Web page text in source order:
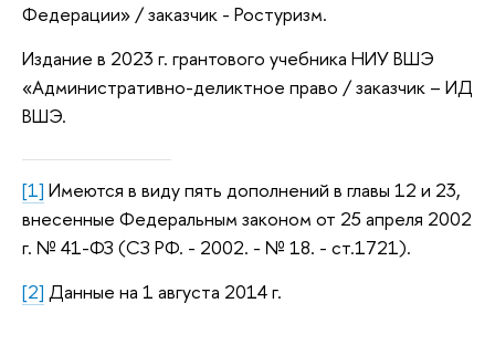
Федерации» / заказчик - Ростуризм.
Издание в 2023 г. грантового учебника НИУ ВШЭ
«Административно-деликтное право / заказчик – ИД
ВШЭ.
[1] Имеются в виду пять дополнений в главы 12 и 23,
внесенные Федеральным законом от 25 апреля 2002
г. № 41-ФЗ (СЗ РФ. - 2002. - № 18. - ст.1721).
[2] Данные на 1 августа 2014 г.